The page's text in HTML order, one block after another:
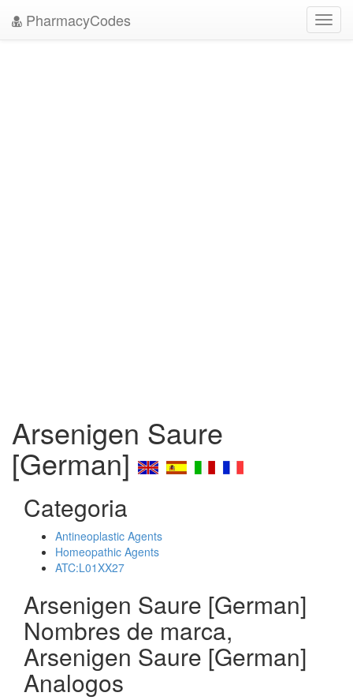
PharmacyCodes
Arsenigen Saure
[German]
Categoria
Antineoplastic Agents
Homeopathic Agents
ATC:L01XX27
Arsenigen Saure [German]
Nombres de marca,
Arsenigen Saure [German]
Analogos